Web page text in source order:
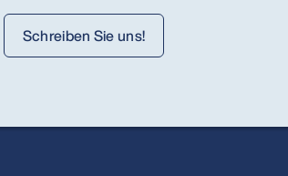
Schreiben Sie uns!